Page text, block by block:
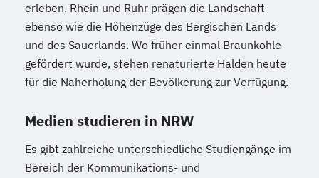
erleben. Rhein und Ruhr prägen die Landschaft
ebenso wie die Höhenzüge des Bergischen Lands
und des Sauerlands. Wo früher einmal Braunkohle
gefördert wurde, stehen renaturierte Halden heute
für die Naherholung der Bevölkerung zur Verfügung.
Medien studieren in NRW
Es gibt zahlreiche unterschiedliche Studiengänge im
Bereich der Kommunikations- und